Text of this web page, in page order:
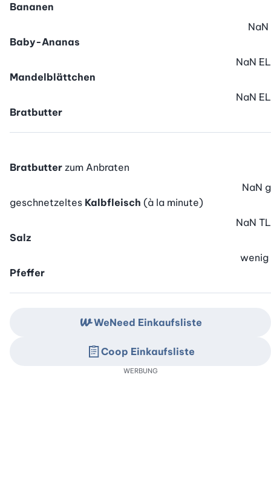
Bananen
Baby-Ananas
NaN
Mandelblättchen
NaN EL
Bratbutter
NaN EL
Bratbutter zum Anbraten
geschnetzeltes Kalbfleisch (à la minute)
NaN g
Salz
NaN TL
Pfeffer
wenig
WeNeed Einkaufsliste
Coop Einkaufsliste
WERBUNG